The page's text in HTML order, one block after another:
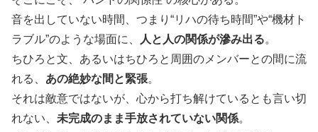
音を出していない時間、つまり“リハの待ち時間”や“機材ト
ラブル”のような場面に、
人と人の関係が滲み出る。
ちひろと文、あるいはちひろと周囲のメンバーとの間に流
れる、 あの絶妙な間と緊張。
それは敵意ではないが、心から打ち解けているとも言い切
れない、 未完成のまま手放されていない関係。